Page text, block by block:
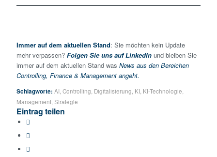
Immer auf dem aktuellen Stand: Sie möchten kein Update
mehr verpassen? Folgen Sie uns auf LinkedInund bleiben Sie
immer auf dem aktuellen Stand was News aus den Bereichen
Controlling, Finance & Management angeht.
Schlagworte: AI, Controlling Digitalisierung KI, KI-Technologie
Management, Strategie
Eintrag teilen